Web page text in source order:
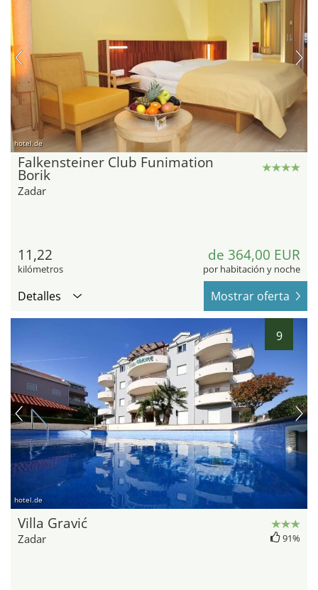
hotel.de
Falkensteiner Club Funimation
Borik
Zadar
11,22
kilómetros
de 364,00 EUR
por habitación y noche
Detalles Mostrar oferta
9
hotel.de
Villa Gravić
Zadar 91%